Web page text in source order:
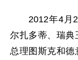
2012年4月20
尔扎多蒂、瑞典
总理图斯克和德